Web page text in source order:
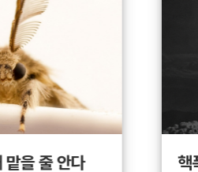
맡을 줄 안다 핵